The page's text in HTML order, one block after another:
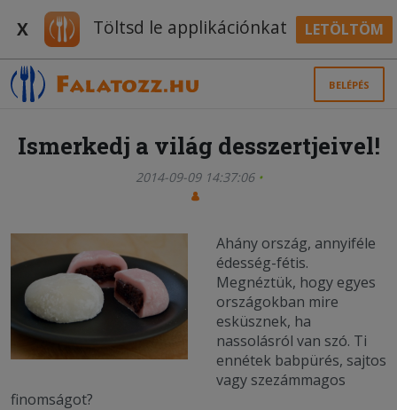
X Töltsd le applikációnkat LETÖLTÖM
BELÉPÉS
Ismerkedj a világ desszertjeivel!
2014-09-09 14:37:06
Ahány ország, annyiféle
édesség-fétis.
Megnéztük, hogy egyes
országokban mire
esküsznek, ha
nassolásról van szó. Ti
ennétek babpürés, sajtos
vagy szezámmagos
finomságot?